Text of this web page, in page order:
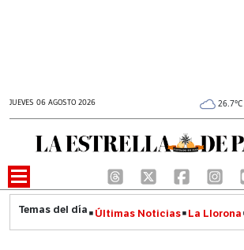
JUEVES 06 AGOSTO 2026
Últimas Noticias La Llorona